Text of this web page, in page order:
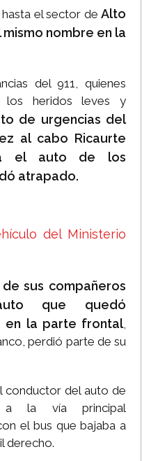
el sector de Alto
nombre en la
del 911, quienes
heridos leves y
de urgencias del
al cabo Ricaurte
el auto de los
atrapado.
del Ministerio
sus compañeros
que quedó
en la parte frontal,
perdió parte de su
conductor del auto de
a la vía principal
el bus que bajaba a
derecho.